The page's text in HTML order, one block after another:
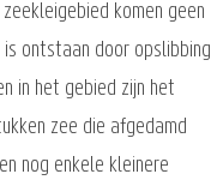
komen geen
ontstaan door opslibbing
in het gebied zijn het
zee die afgedamd
nog enkele kleinere